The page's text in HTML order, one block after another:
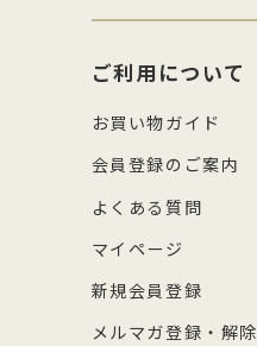
ご利用について
お買い物ガイド
会員登録のご案内
よくある質問
マイページ
新規会員登録
メルマガ登録・解除